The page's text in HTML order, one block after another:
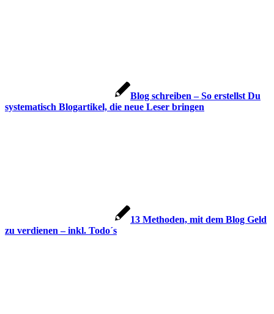
Blog schreiben – So erstellst Du
systematisch Blogartikel, die neue Leser bringen
13 Methoden, mit dem Blog Geld
zu verdienen – inkl. Todo´s